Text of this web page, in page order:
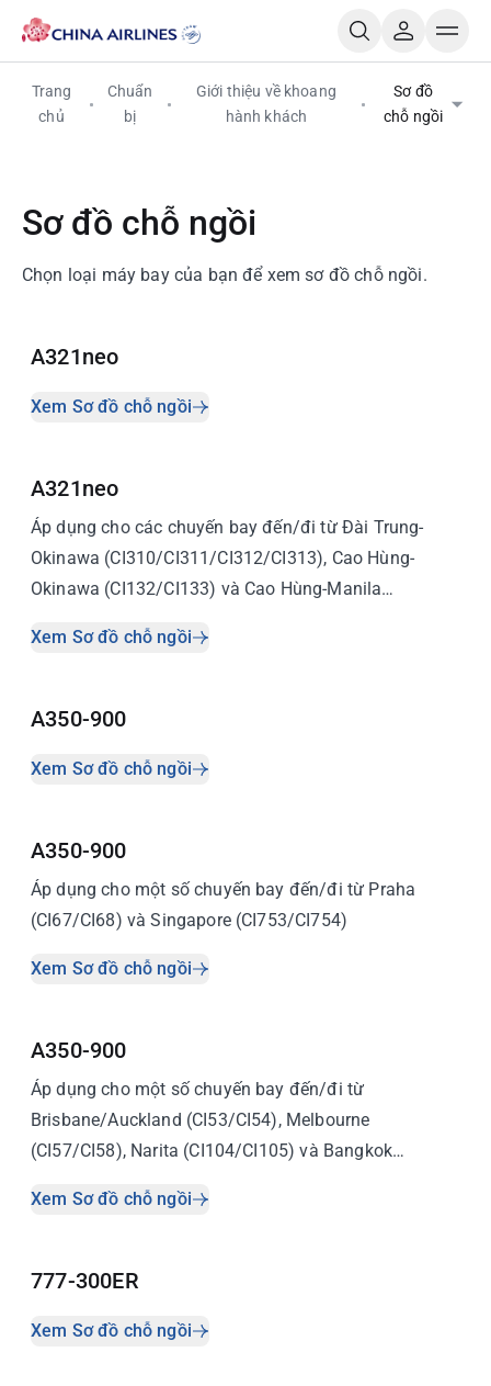
Trang
chủ
Chuẩn
bị
Giới thiệu về khoang
hành khách
Sơ đồ
chỗ ngồi
Sơ đồ chỗ ngồi
Chọn loại máy bay của bạn để xem sơ đồ chỗ ngồi.
A321neo
Xem Sơ đồ chỗ ngồi
A321neo
Áp dụng cho các chuyến bay đến/đi từ Đài Trung-
Okinawa (CI310/CI311/CI312/CI313), Cao Hùng-
Okinawa (CI132/CI133) và Cao Hùng-Manila
Xem Sơ đồ chỗ ngồi
A350-900
Xem Sơ đồ chỗ ngồi
A350-900
Áp dụng cho một số chuyến bay đến/đi từ Praha
(CI67/CI68) và Singapore (CI753/CI754)
Xem Sơ đồ chỗ ngồi
A350-900
Áp dụng cho một số chuyến bay đến/đi từ
Brisbane/Auckland (CI53/CI54), Melbourne
(CI57/CI58), Narita (CI104/CI105) và Bangkok
Xem Sơ đồ chỗ ngồi
777-300ER
Xem Sơ đồ chỗ ngồi